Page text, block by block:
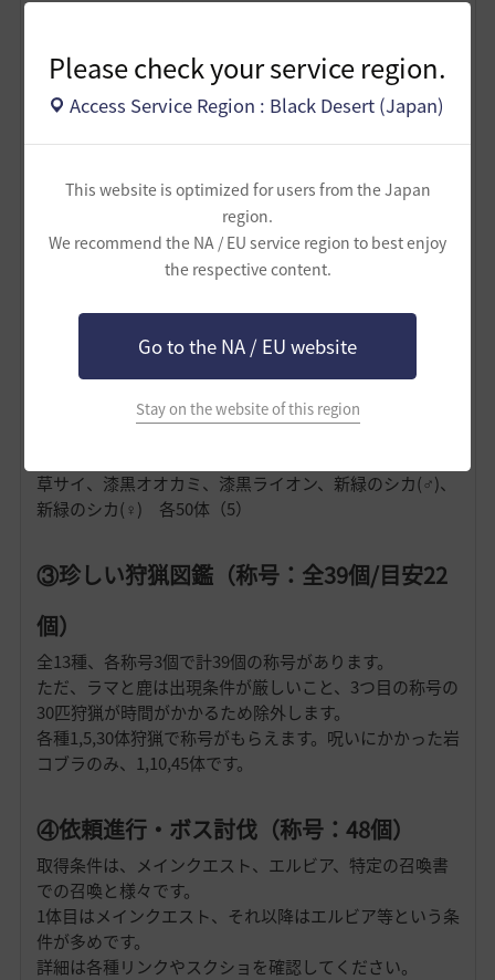
Please check your service region.
Access Service Region : Black Desert (Japan)
This website is optimized for users from the Japan
region.
We recommend the NA / EU service region to best enjoy
the respective content.
Go to the NA / EU website
Stay on the website of this region
荒地チータードラゴン 約300体（1）
約350体（2）
砂漠カニ 約610体（1）
ストーンライノ ～約610体（2）
石尻尾バイソン ～約350体（3）
フェリード系 ～400体（2）
荒野ゴーレム、石碑ゴーレム、ロックゴーレム ～各約
種黒曜石モンスター ～500体（3）
未完成オーク実験体 約50体（1）
草サイ、漆黒オオカミ、漆黒ライオン、新緑のシカ(♂)、
新緑のシカ(♀) 各50体（5）
③珍しい狩猟図鑑（称号：全39個/目安22
個）
全13種、各称号3個で計39個の称号があります。
ただ、ラマと鹿は出現条件が厳しいこと、3つ目の称号の
30匹狩猟が時間がかかるため除外します。
各種1,5,30体狩猟で称号がもらえます。呪いにかかった岩
コブラのみ、1,10,45体です。
④依頼進行・ボス討伐（称号：48個）
取得条件は、メインクエスト、エルビア、特定の召喚書
での召喚と様々です。
1体目はメインクエスト、それ以降はエルビア等という条
件が多めです。
詳細は各種リンクやスクショを確認してください。